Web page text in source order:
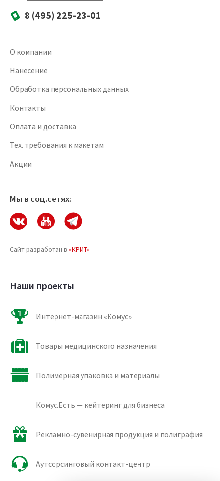
8 (495) 225-23-01
О компании
Нанесение
Обработка персональных данных
Контакты
Оплата и доставка
Тех. требования к макетам
Акции
Мы в соц.сетях:
Сайт разработан в «КРИТ»
Наши проекты
Интернет-магазин «Комус»
Товары медицинского назначения
Полимерная упаковка и материалы
Комус.Есть — кейтеринг для бизнеса
Рекламно-сувенирная продукция и полиграфия
Аутсорсинговый контакт-центр